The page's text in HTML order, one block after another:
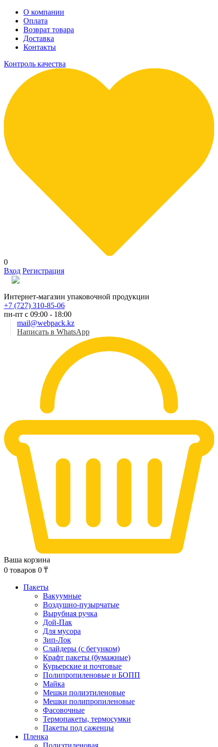
О компании
Оплата
Возврат товара
Доставка
Контакты
Контроль качества
0
Вход Регистрация
Интернет-магазин упаковочной продукции
+7 (727) 310-85-06
пн-пт с 09:00 - 18:00
mail@webpack.kz
Написать в WhatsApp
Ваша корзина
0 товаров 0 ₸
Пакеты
Вакуумные
Воздушно-пузырчатые
Вырубная ручка
Дой-Пак
Для мусора
Зип-Лок
Слайдеры (с бегунком)
Крафт пакеты (бумажные)
Курьерские и почтовые
Полипропиленовые и БОПП
Майка
Мешки полиэтиленовые
Мешки полипропиленовые
Фасовочные
Термопакеты, термосумки
Пакеты под саженцы
Пленка
Полиэтиленовая